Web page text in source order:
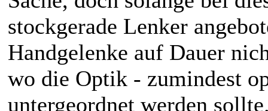
stockgerade Lenker
Handgelenke auf Dauer
wo die Optik - zumindest
untergeordnet werden